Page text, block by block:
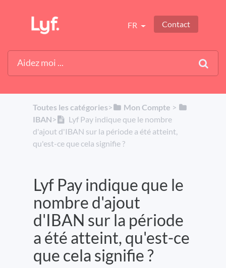
FR Contact
Toutes les catégories​>​ ​Mon Compte ​ > ​
IBAN​>​
Lyf Pay indique que le nombre
d'ajout d'IBAN sur la période a été atteint,
qu'est-ce que cela signifie ?
Lyf Pay indique que le
nombre d'ajout
d'IBAN sur la période
a été atteint, qu'est-ce
que cela signifie ?